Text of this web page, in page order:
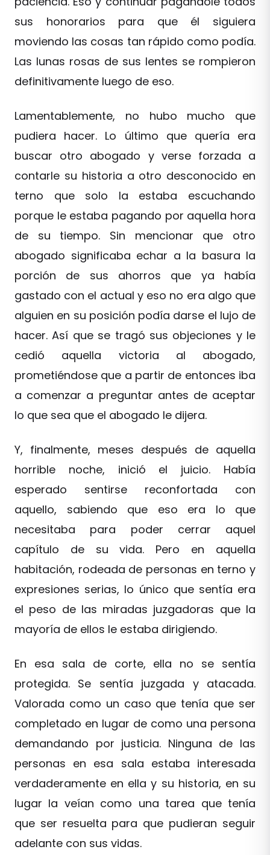
sus honorarios para que él siguiera
moviendo las cosas tan rápido como podía.
Las lunas rosas de sus lentes se rompieron
definitivamente luego de eso.
Lamentablemente, no hubo mucho que
pudiera hacer. Lo último que quería era
buscar otro abogado y verse forzada a
contarle su historia a otro desconocido en
terno que solo la estaba escuchando
porque le estaba pagando por aquella hora
de su tiempo. Sin mencionar que otro
abogado significaba echar a la basura la
porción de sus ahorros que ya había
gastado con el actual y eso no era algo que
alguien en su posición podía darse el lujo de
hacer. Así que se tragó sus objeciones y le
cedió aquella victoria al abogado,
prometiéndose que a partir de entonces iba
a comenzar a preguntar antes de aceptar
lo que sea que el abogado le dijera.
Y, finalmente, meses después de aquella
horrible noche, inició el juicio. Había
esperado sentirse reconfortada con
aquello, sabiendo que eso era lo que
necesitaba para poder cerrar aquel
capítulo de su vida. Pero en aquella
habitación, rodeada de personas en terno y
expresiones serias, lo único que sentía era
el peso de las miradas juzgadoras que la
mayoría de ellos le estaba dirigiendo.
En esa sala de corte, ella no se sentía
protegida. Se sentía juzgada y atacada.
Valorada como un caso que tenía que ser
completado en lugar de como una persona
demandando por justicia. Ninguna de las
personas en esa sala estaba interesada
verdaderamente en ella y su historia, en su
lugar la veían como una tarea que tenía
que ser resuelta para que pudieran seguir
adelante con sus vidas.